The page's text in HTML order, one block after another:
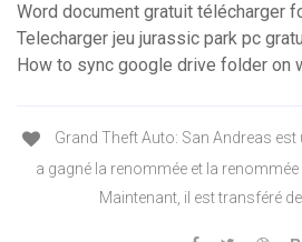
Word document gratuit télécharger
Telecharger jeu jurassic park pc
How to sync google drive folder on
Grand Theft Auto: San Andreas
a gagné la renommée et la
Maintenant, il est transféré